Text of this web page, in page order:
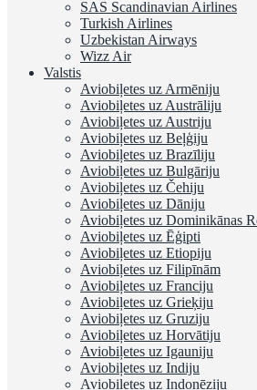
SAS Scandinavian Airlines
Turkish Airlines
Uzbekistan Airways
Wizz Air
Valstis
Aviobiļetes uz Armēniju
Aviobiļetes uz Austrāliju
Aviobiļetes uz Austriju
Aviobiļetes uz Beļģiju
Aviobiļetes uz Brazīliju
Aviobiļetes uz Bulgāriju
Aviobiļetes uz Čehiju
Aviobiļetes uz Dāniju
Aviobiļetes uz Dominikānas
Aviobiļetes uz Ēģipti
Aviobiļetes uz Etiopiju
Aviobiļetes uz Filipīnām
Aviobiļetes uz Franciju
Aviobiļetes uz Grieķiju
Aviobiļetes uz Gruziju
Aviobiļetes uz Horvātiju
Aviobiļetes uz Igauniju
Aviobiļetes uz Indiju
Aviobiļetes uz Indonēziju